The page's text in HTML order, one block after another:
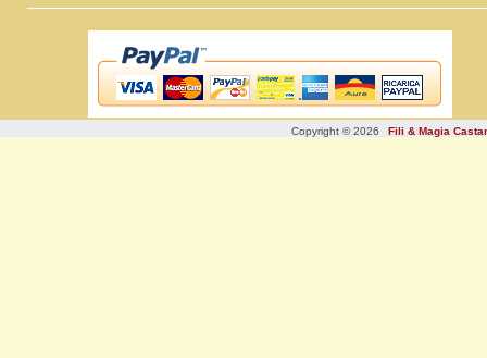
Copyright © 2026 Fili & Magia